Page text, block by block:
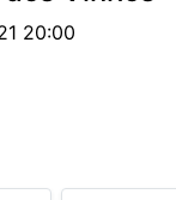
20:00